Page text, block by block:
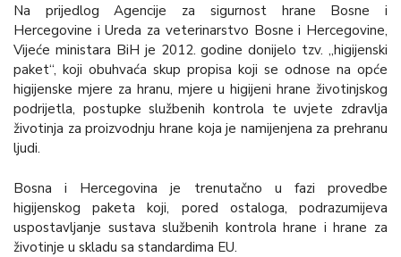
Na prijedlog Agencije za sigurnost hrane Bosne i
Hercegovine i Ureda za veterinarstvo Bosne i Hercegovine,
Vijeće ministara BiH je 2012. godine donijelo tzv. „higijenski
paket“, koji obuhvaća skup propisa koji se odnose na opće
higijenske mjere za hranu, mjere u higijeni hrane životinjskog
podrijetla, postupke službenih kontrola te uvjete zdravlja
životinja za proizvodnju hrane koja je namijenjena za prehranu
ljudi.
Bosna i Hercegovina je trenutačno u fazi provedbe
higijenskog paketa koji, pored ostaloga, podrazumijeva
uspostavljanje sustava službenih kontrola hrane i hrane za
životinje u skladu sa standardima EU.